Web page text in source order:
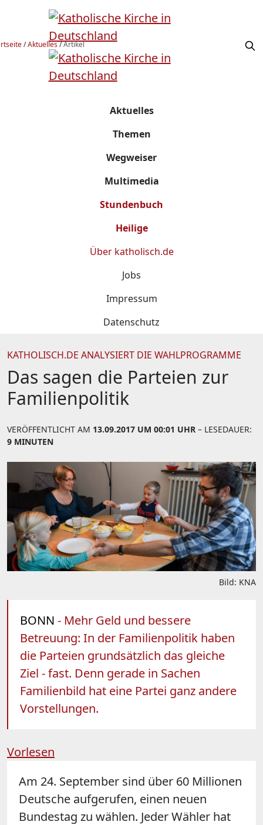
/Aktuelles/Artikel
Aktuelles
Themen
Wegweiser
Multimedia
Stundenbuch
Heilige
Über katholisch.de
Jobs
Impressum
Datenschutz
KATHOLISCH.DE ANALYSIERT DIE WAHLPROGRAMME
Das sagen die Parteien zur
Familienpolitik
VERÖFFENTLICHT AM 13.09.2017 UM 00:01 UHR – LESEDAUER:
9 MINUTEN
Bild: KNA
BONN - Mehr Geld und bessere
Betreuung: In der Familienpolitik haben
die Parteien grundsätzlich das gleiche
Ziel - fast. Denn gerade in Sachen
Familienbild hat eine Partei ganz andere
Vorstellungen.
Vorlesen
Am 24. September sind über 60 Millionen
Deutsche aufgerufen, einen neuen
Bundestag zu wählen. Jeder Wähler hat